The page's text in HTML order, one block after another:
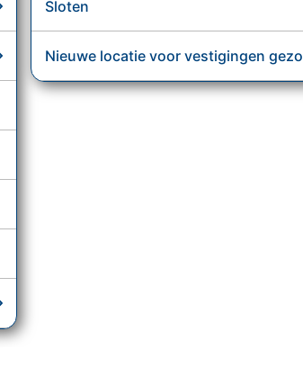
Sloten
Nieuwe locatie voor vestigingen